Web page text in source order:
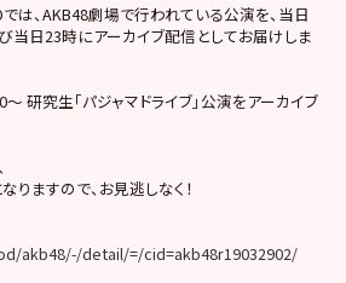
では、AKB48劇場で行われている公演を、当日
当日23時にアーカイブ配信としてお届けしま
研究生「パジャマドライブ」公演をアーカイブ
ますので、お見逃しなく！
akb48/-/detail/=/cid=akb48r19032902/